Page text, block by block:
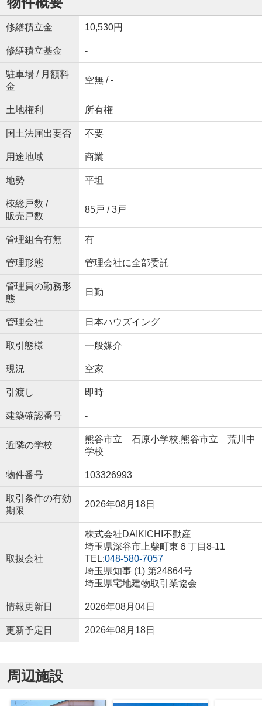
修繕積立金 10,530円
修繕積立基金 -
駐車場 / 月額料
金
空無 / -
土地権利 所有権
国土法届出要否 不要
用途地域 商業
地勢 平坦
棟総戸数 /
販売戸数
85戸 / 3戸
管理組合有無 有
管理形態 管理会社に全部委託
管理員の勤務形
態
日勤
管理会社 日本ハウズイング
取引態様 一般媒介
現況 空家
引渡し 即時
建築確認番号 -
近隣の学校
熊谷市立 石原小学校,熊谷市立 荒川中
学校
物件番号 103326993
取引条件の有効
期限
2026年08月18日
取扱会社
株式会社DAIKICHI不動産
埼玉県深谷市上柴町東６丁目8-11
TEL:048-580-7057
埼玉県知事 (1) 第24864号
埼玉県宅地建物取引業協会
情報更新日 2026年08月04日
更新予定日 2026年08月18日
周辺施設